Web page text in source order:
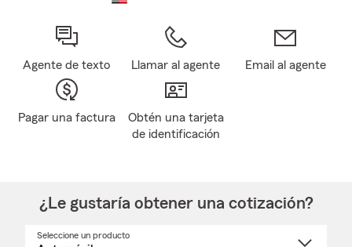
Agente de texto Llamar al agente Email al agente
Pagar una factura
Obtén una tarjeta
de identificación
¿Le gustaría obtener una cotización?
Seleccione un producto